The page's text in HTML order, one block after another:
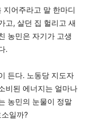
어주라고 말 한마디
고, 살던 집 헐리고 새
농민은 자기가 고생
.
든다. 노동당 지도자
비된 에너지는 얼마나
농민의 눈물이 정말
일까?